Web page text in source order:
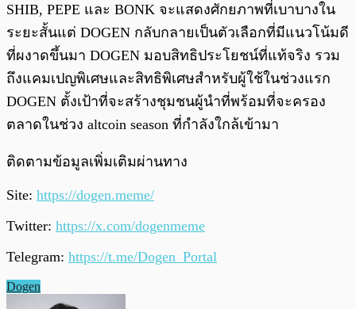
SHIB, PEPE และ BONK จะแสดงศักยภาพที่เบาบางใน
ระยะสั้นแต่ DOGEN กลับกลายเป็นตัวเลือกที่มีแนวโน้มดี
ที่ผงาดขึ้นมา DOGEN มอบสิทธิประโยชน์ที่แท้จริง รวม
ถึงแคมเปญพิเศษและสิทธิพิเศษสำหรับผู้ใช้ในช่วงแรก
DOGEN ตั้งเป้าที่จะสร้างชุมชนผู้นำที่พร้อมที่จะครอง
ตลาดในช่วง altcoin season ที่กำลังใกล้เข้ามา
ติดตามข้อมูลเพิ่มเติมผ่านทาง
Site: https://dogen.meme/
Twitter: https://x.com/dogenmeme
Telegram: https://t.me/Dogen_Portal
Dogen